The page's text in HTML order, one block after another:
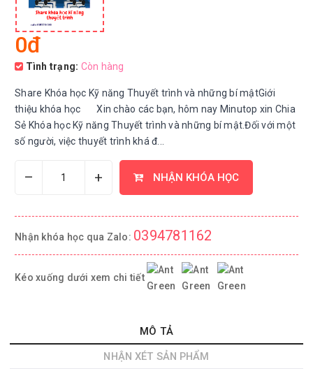
0đ
Tình trạng: Còn hàng
Share Khóa học Kỹ năng Thuyết trình và những bí mậtGiới
thiệu khóa học Xin chào các bạn, hôm nay Minutop xin Chia
Sẻ Khóa học Kỹ năng Thuyết trình và những bí mật.Đối với một
số người, việc thuyết trình khá đ...
– + NHẬN KHÓA HỌC
Nhận khóa học qua Zalo: 0394781162
Kéo xuống dưới xem chi tiết
MÔ TẢ
NHẬN XÉT SẢN PHẨM